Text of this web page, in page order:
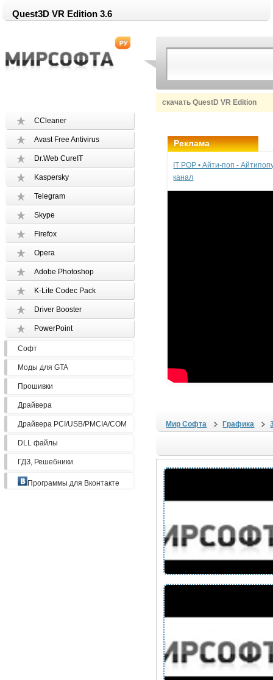
Quest3D VR Edition 3.6
скачать QuestD VR Edition
CCleaner
Avast Free Antivirus
Dr.Web CureIT
Kaspersky
Telegram
Skype
Firefox
Opera
Adobe Photoshop
K-Lite Codec Pack
Driver Booster
PowerPoint
Софт
Моды для GTA
Прошивки
Драйвера
Драйвера PCI/USB/PMCIA/COM
DLL файлы
ГДЗ, Решебники
Программы для Вконтакте
Реклама
IT POP • Айти-поп -
канал
Мир Софта Графика